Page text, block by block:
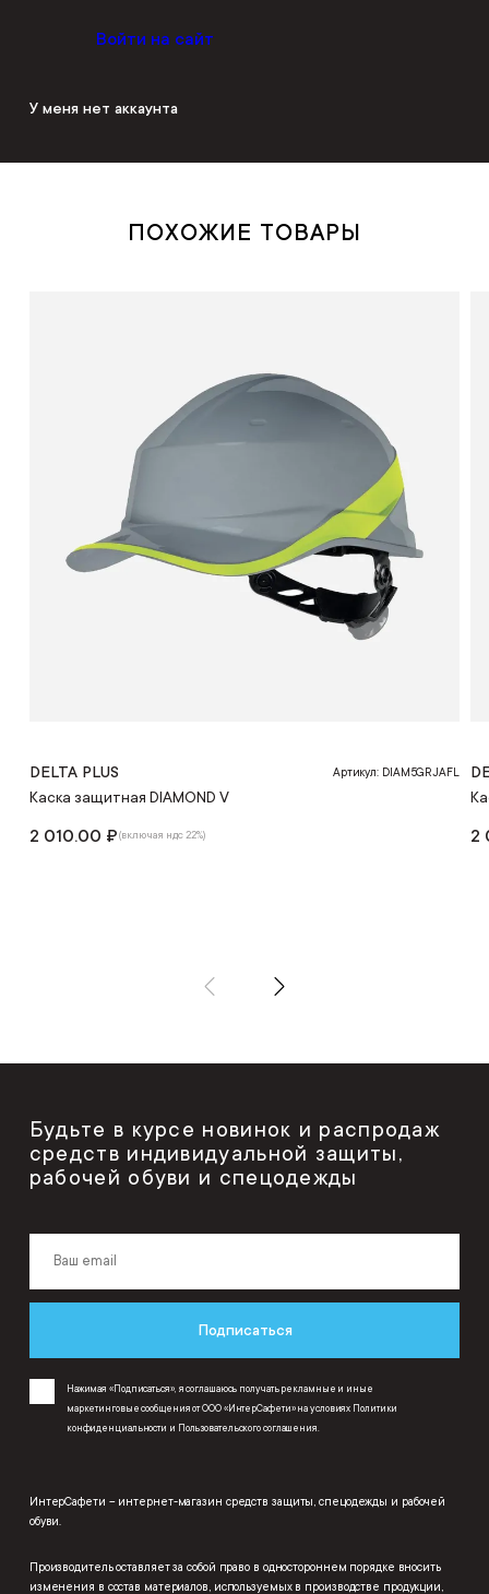
Войти на сайт
У меня нет аккаунта
ПОХОЖИЕ ТОВАРЫ
DELTA PLUS Артикул: DIAM5GRJAFL
Каска защитная DIAMOND V
2 010.00 ₽(включая ндс 22%) 2
Будьте в курсе новинок и распродаж
средств индивидуальной защиты,
рабочей обуви и спецодежды
Подписаться
Нажимая «Подписаться», я соглашаюсь получать рекламные и иные
маркетинговые сообщения от ООО «ИнтерСафети» на условиях Политики
конфиденциальности и Пользовательского соглашения.
ИнтерСафети – интернет-магазин средств защиты, спецодежды и рабочей
обуви.
Производитель оставляет за собой право в одностороннем порядке вносить
изменения в состав материалов, используемых в производстве продукции,